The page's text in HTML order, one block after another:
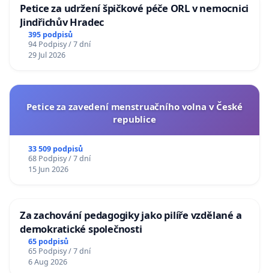
Petice za udržení špičkové péče ORL v nemocnici
Jindřichův Hradec
395 podpisů
94 Podpisy / 7 dní
29 Jul 2026
Petice za zavedení menstruačního volna v České
republice
33 509 podpisů
68 Podpisy / 7 dní
15 Jun 2026
Za zachování pedagogiky jako pilíře vzdělané a
demokratické společnosti
65 podpisů
65 Podpisy / 7 dní
6 Aug 2026